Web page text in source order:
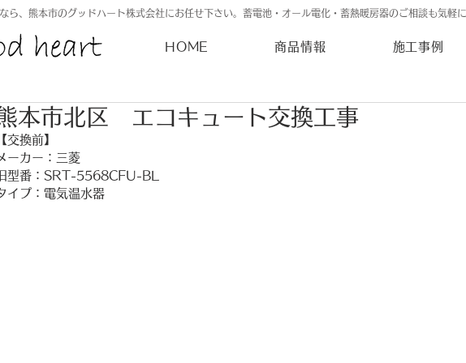
ら、熊本市のグッドハート株式会社にお任せ下さい。蓄電池・オール電化・蓄熱暖房器のご相談も気軽に
HOME 商品情報 施工事例
本市北区 エコキュート交換工事
【交換前】
ーカー：三菱
旧型番：SRT-5568CFU-BL
イプ：電気温水器